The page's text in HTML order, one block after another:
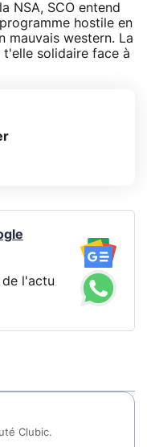
NSA, SCO entend
hostile en
mauvais western. La
t'elle solidaire face à
de l'actu
Clubic.